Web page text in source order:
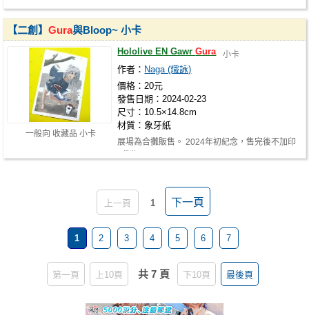
一般向 收藏品 小卡
【二創】Gura與Bloop~ 小卡
Hololive EN GawrGura 小卡
作者： Naga (熾詠)
價格：20元
發售日期：2024-02-23
尺寸：10.5×14.8cm
材質：象牙紙
展場為合攤販售。 2024年初紀念，售完後不加印
上一頁 1 下一頁
1 2 3 4 5 6 7
第一頁 上10頁 共 7 頁 下10頁 最後頁